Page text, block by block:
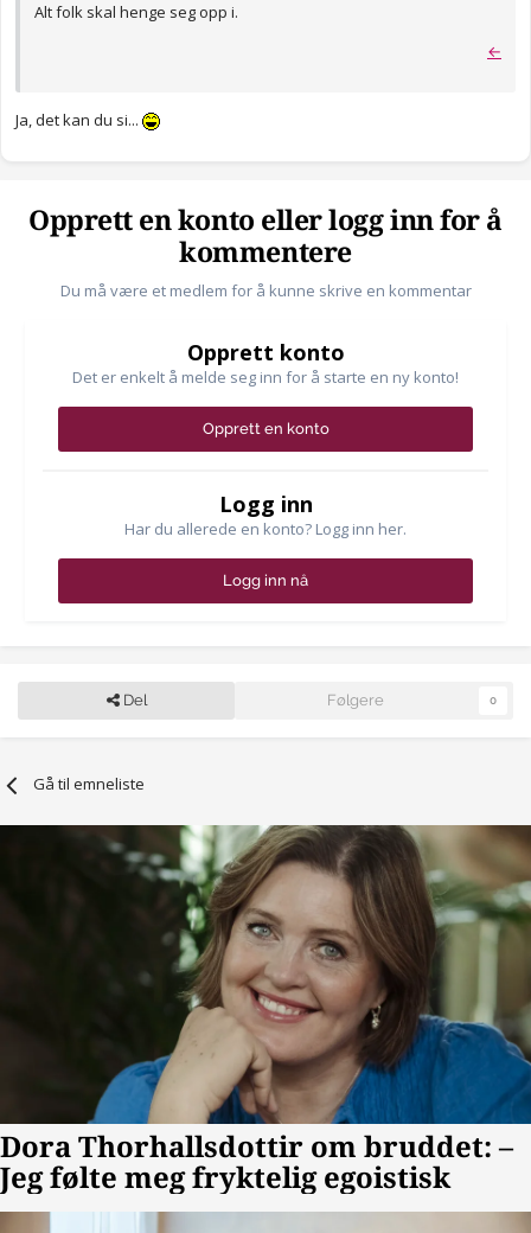
Alt folk skal henge seg opp i.
←
Ja, det kan du si...
Opprett en konto eller logg inn for å
kommentere
Du må være et medlem for å kunne skrive en kommentar
Opprett konto
Det er enkelt å melde seg inn for å starte en ny konto!
Opprett en konto
Logg inn
Har du allerede en konto? Logg inn her.
Logg inn nå
Del Følgere 0
Gå til emneliste